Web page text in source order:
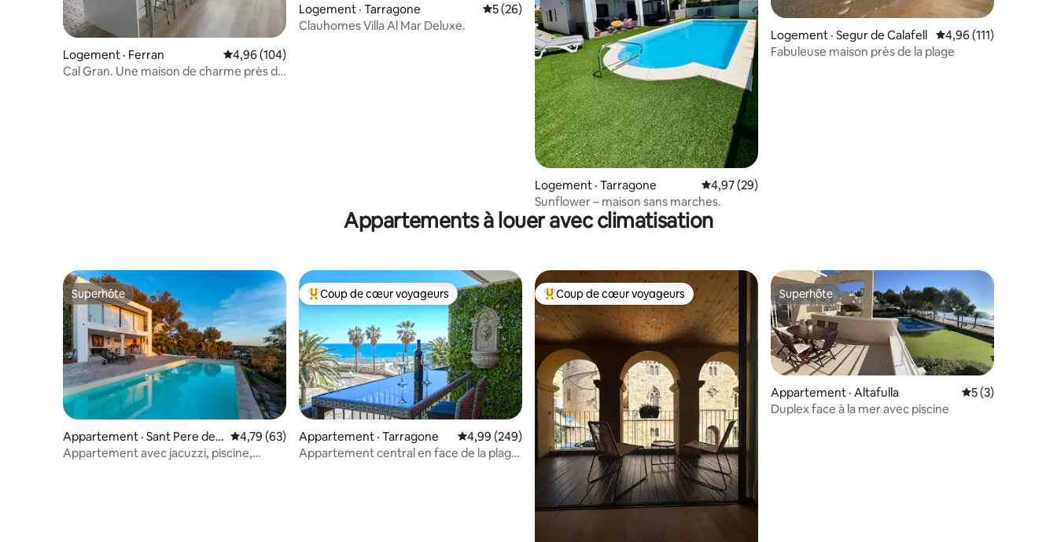
Logement · Ferran Note moyenne de 4,96 sur 5, 104 commentaires
4,96 (104)
Cal Gran. Une maison de charme près de
Logement · Tarragone Note moyenne de 5 sur 5, 26 commentaires
5 (26)
Clauhomes Villa Al Mar Deluxe.
Logement · Tarragone Note moyenne de 4,97 sur 5, 29 commentaires
4,97 (29)
Sunflower – maison sans marches.
Logement · Segur de Calafell Note moyenne de
4,96 (111)
Fabuleuse maison près de la plage
Appartements à louer avec climatisation
Superhôte
Superhôte
Appartement · Sant Pere de
Ribes
Note moyenne de 4,79 sur 5, 63 commentaires
4,79 (63)
Appartement avec jacuzzi, piscine,
Coup de cœur voyageurs parmi les plus aimés
Coup de cœur voyageurs
Appartement · Tarragone Note moyenne de 4,99 sur 5, 249 commentaires
4,99 (249)
Appartement central en face de la plage
Coup de cœur voyageurs parmi les plus aimés
Coup de cœur voyageurs Superhôte
Superhôte
Appartement · Altafulla Note moyenne
5 (3)
Duplex face à la mer avec piscine